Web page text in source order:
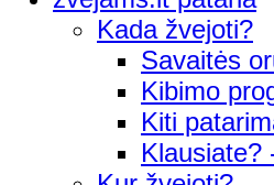
Kada žvejoti?
Savaitės
Kibimo
Kiti
Klausiate?